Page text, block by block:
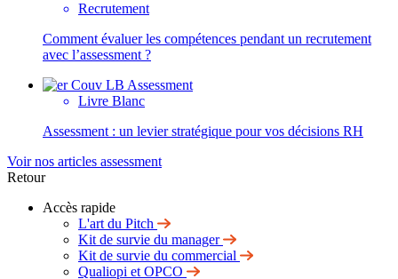
Recrutement
Comment évaluer les compétences pendant un recrutement
avec l’assessment ?
Livre Blanc
Assessment : un levier stratégique pour vos décisions RH
Voir nos articles assessment
Retour
Accès rapide
L'art du Pitch
Kit de survie du manager
Kit de survie du commercial
Qualiopi et OPCO